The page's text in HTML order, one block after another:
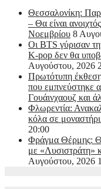
Θεσσαλονίκη:
– Θα είναι
Νοεμβρίου 8
Οι BTS γύρισαν
K-pop δεν θα
Αυγούστου, 2026
Πρωτότυπη
που εμπνεύστηκε
Γουάινχαουζ και
Φλωρεντία:
κόλα σε
20:00
Φράγμα Θέρμης:
με «Λυσιστράτη»
Αυγούστου, 2026